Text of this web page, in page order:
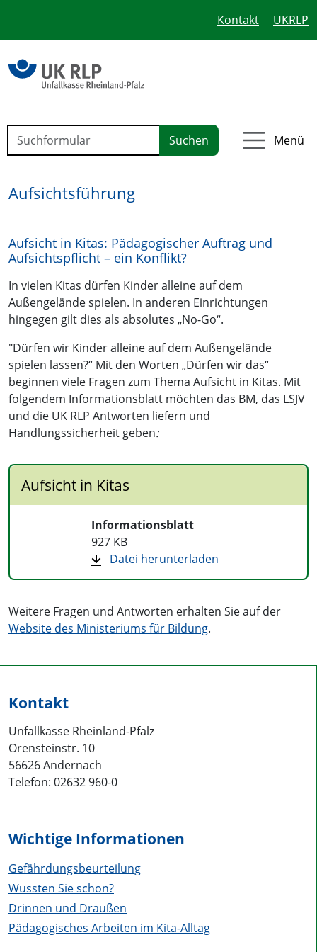
Kontakt UKRLP
Suchen nach: Menü
Aufsichtsführung
Aufsicht in Kitas: Pädagogischer Auftrag und
Aufsichtspflicht – ein Konflikt?
In vielen Kitas dürfen Kinder alleine auf dem
Außengelände spielen. In anderen Einrichtungen
hingegen gilt dies als absolutes „No-Go“.
"Dürfen wir Kinder alleine auf dem Außengelände
spielen lassen?“ Mit den Worten „Dürfen wir das“
beginnen viele Fragen zum Thema Aufsicht in Kitas. Mit
folgendem Informationsblatt möchten das BM, das LSJV
und die UK RLP Antworten liefern und
Handlungssicherheit geben:
Aufsicht in Kitas
Informationsblatt
927 KB
Datei herunterladen
Weitere Fragen und Antworten erhalten Sie auf der
Website des Ministeriums für Bildung.
Kontakt
Unfallkasse Rheinland-Pfalz
Orensteinstr. 10
56626 Andernach
Telefon: 02632 960-0
Wichtige Informationen
Gefährdungsbeurteilung
Wussten Sie schon?
Drinnen und Draußen
Pädagogisches Arbeiten im Kita-Alltag